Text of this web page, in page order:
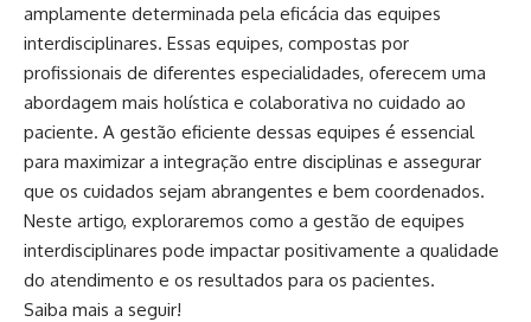
amplamente determinada pela eficácia das equipes
interdisciplinares. Essas equipes, compostas por
profissionais de diferentes especialidades, oferecem uma
abordagem mais holística e colaborativa no cuidado ao
paciente. A gestão eficiente dessas equipes é essencial
para maximizar a integração entre disciplinas e assegurar
que os cuidados sejam abrangentes e bem coordenados.
Neste artigo, exploraremos como a gestão de equipes
interdisciplinares pode impactar positivamente a qualidade
do atendimento e os resultados para os pacientes.
Saiba mais a seguir!